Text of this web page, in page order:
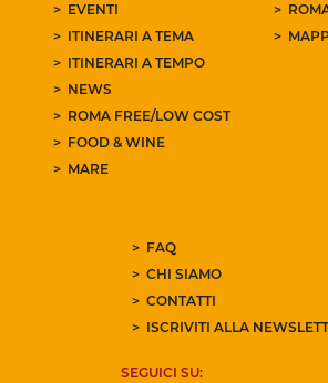
EVENTI
ITINERARI A TEMA
ITINERARI A TEMPO
NEWS
ROMA FREE/LOW COST
FOOD & WINE
MARE
FAQ
CHI SIAMO
CONTATTI
ISCRIVITI ALLA
SEGUICI SU: